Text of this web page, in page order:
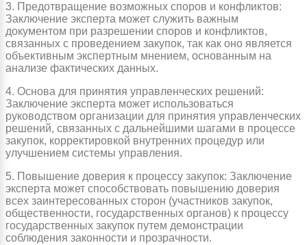
3. Предотвращение возможных споров и конфликтов:
Заключение эксперта может служить важным
документом при разрешении споров и конфликтов,
связанных с проведением закупок, так как оно является
объективным экспертным мнением, основанным на
анализе фактических данных.
4. Основа для принятия управленческих решений:
Заключение эксперта может использоваться
руководством организации для принятия управленческих
решений, связанных с дальнейшими шагами в процессе
закупок, корректировкой внутренних процедур или
улучшением системы управления.
5. Повышение доверия к процессу закупок: Заключение
эксперта может способствовать повышению доверия
всех заинтересованных сторон (участников закупок,
общественности, государственных органов) к процессу
государственных закупок путем демонстрации
соблюдения законности и прозрачности.